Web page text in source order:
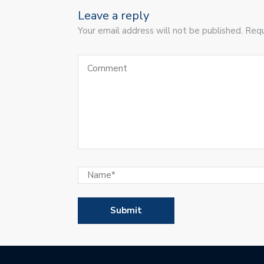
Leave a reply
Your email address will not be published.